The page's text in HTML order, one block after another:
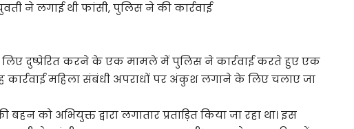
ने लगाई थी फांसी, पुलिस ने की कार्रवाई
लिए दुष्प्रेरित करने के एक मामले में पुलिस ने कार्रवाई करते हुए एक
कार्रवाई महिला संबंधी अपराधों पर अंकुश लगाने के लिए चलाए जा
बहन को अभियुक्त द्वारा लगातार प्रताड़ित किया जा रहा था। इस